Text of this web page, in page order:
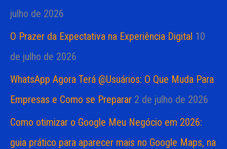
julho de 2026
O Prazer da Expectativa na Experiência Digital 10
de julho de 2026
WhatsApp Agora Terá @Usuários: O Que Muda Para
Empresas e Como se Preparar 2 de julho de 2026
Como otimizar o Google Meu Negócio em 2026:
guia prático para aparecer mais no Google Maps, na